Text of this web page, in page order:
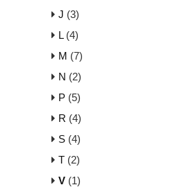
J (3)
L(4)
M (7)
N (2)
P (5)
R (4)
S (4)
T (2)
V (1)